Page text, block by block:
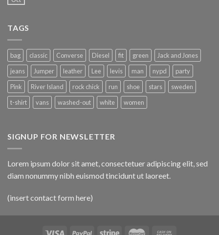
TAGS
bag classic Converse Diesel fit green
Jack and Jones
jeans
Jumper leather Lee levis man nypd
party
Pink
River Island rock chick run shoe stars
sweden
t-shirt
vans washed-out white women
SIGNUP FOR NEWSLETTER
Lorem ipsum dolor sit amet, consectetuer adipiscing elit, sed
diam nonummy nibh euismod tincidunt ut laoreet.
(insert contact form here)